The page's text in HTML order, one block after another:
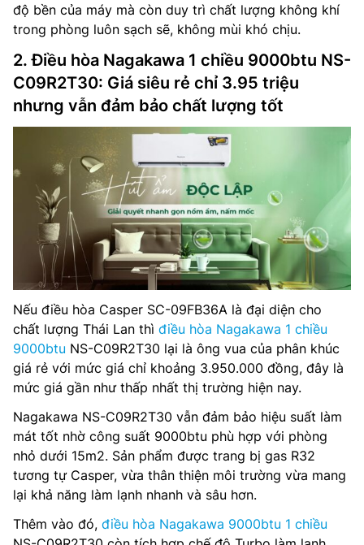
độ bền của máy mà còn duy trì chất lượng không khí
trong phòng luôn sạch sẽ, không mùi khó chịu.
2. Điều hòa Nagakawa 1 chiều 9000btu NS-
C09R2T30: Giá siêu rẻ chỉ 3.95 triệu
nhưng vẫn đảm bảo chất lượng tốt
Nếu điều hòa Casper SC-09FB36A là đại diện cho
chất lượng Thái Lan thì điều hòa Nagakawa 1 chiều
9000btu NS-C09R2T30 lại là ông vua của phân khúc
giá rẻ với mức giá chỉ khoảng 3.950.000 đồng, đây là
mức giá gần như thấp nhất thị trường hiện nay.
Nagakawa NS-C09R2T30 vẫn đảm bảo hiệu suất làm
mát tốt nhờ công suất 9000btu phù hợp với phòng
nhỏ dưới 15m2. Sản phẩm được trang bị gas R32
tương tự Casper, vừa thân thiện môi trường vừa mang
lại khả năng làm lạnh nhanh và sâu hơn.
Thêm vào đó, điều hòa Nagakawa 9000btu 1 chiều